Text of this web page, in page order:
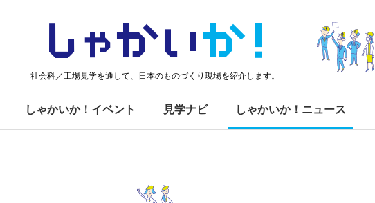
しゃかいか！
社会科／工場見学を通して、日本のものづくり現場を紹介します。
しゃかいか！イベント 見学ナビ しゃかいか！ニュース